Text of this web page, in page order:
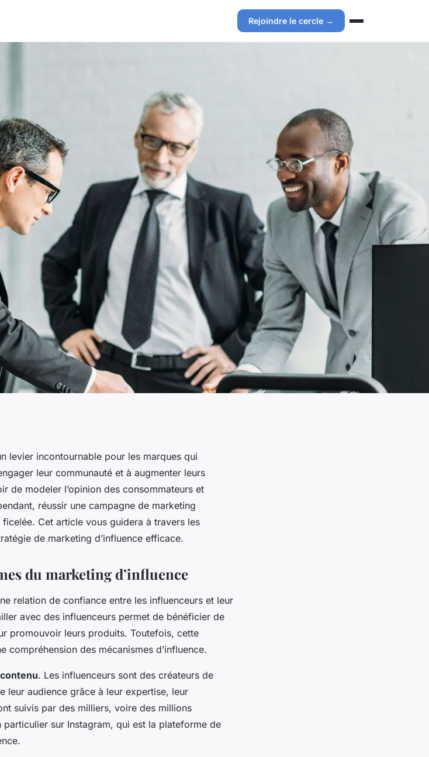
Rejoindre le cercle →
créer
levier incontournable pour les marques qui
leur communauté et à augmenter leurs
de modeler l’opinion des consommateurs et
réussir une campagne de marketing
Cet article vous guidera à travers les
de marketing d’influence efficace.
du marketing d’influence
relation de confiance entre les influenceurs et leur
avec des influenceurs permet de bénéficier de
promouvoir leurs produits. Toutefois, cette
compréhension des mécanismes d’influence.
contenu. Les influenceurs sont des créateurs de
leur audience grâce à leur expertise, leur
suivis par des milliers, voire des millions
particulier sur Instagram, qui est la plateforme de